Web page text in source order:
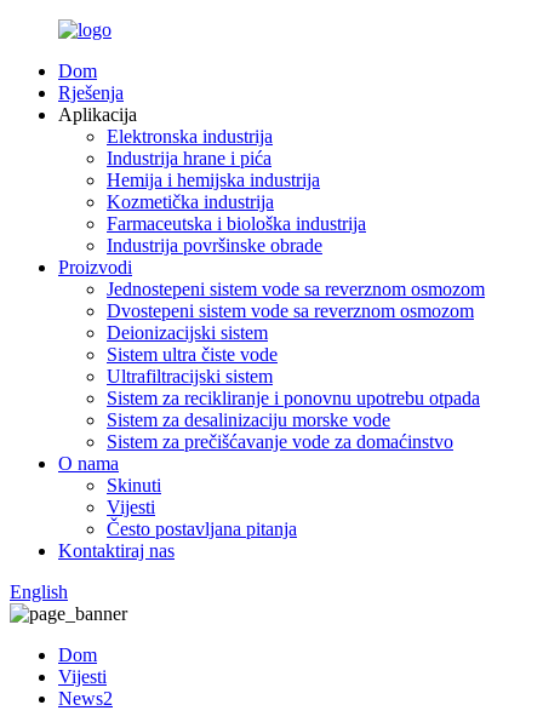
Dom
Rješenja
Aplikacija
Elektronska industrija
Industrija hrane i pića
Hemija i hemijska industrija
Kozmetička industrija
Farmaceutska i biološka industrija
Industrija površinske obrade
Proizvodi
Jednostepeni sistem vode sa reverznom osmozom
Dvostepeni sistem vode sa reverznom osmozom
Deionizacijski sistem
Sistem ultra čiste vode
Ultrafiltracijski sistem
Sistem za recikliranje i ponovnu upotrebu otpada
Sistem za desalinizaciju morske vode
Sistem za prečišćavanje vode za domaćinstvo
O nama
Skinuti
Vijesti
Često postavljana pitanja
Kontaktiraj nas
English
Dom
Vijesti
News2